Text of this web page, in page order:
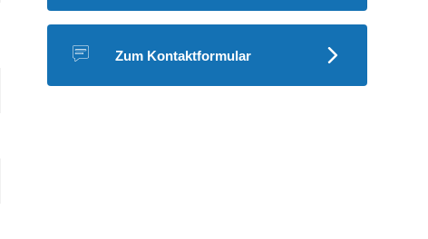
Zum Kontaktformular